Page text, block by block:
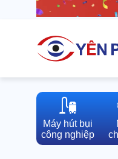
Máy hút bụi
công nghiệp